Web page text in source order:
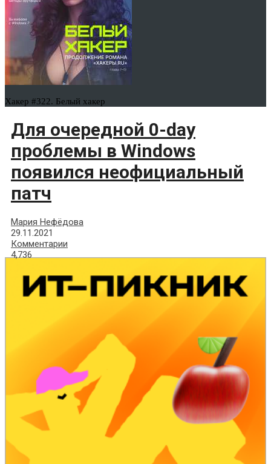
Хакер #322. Белый хакер
Для очередной 0-day
проблемы в Windows
появился неофициальный
патч
Мария Нефёдова
29.11.2021
Комментарии
4,736